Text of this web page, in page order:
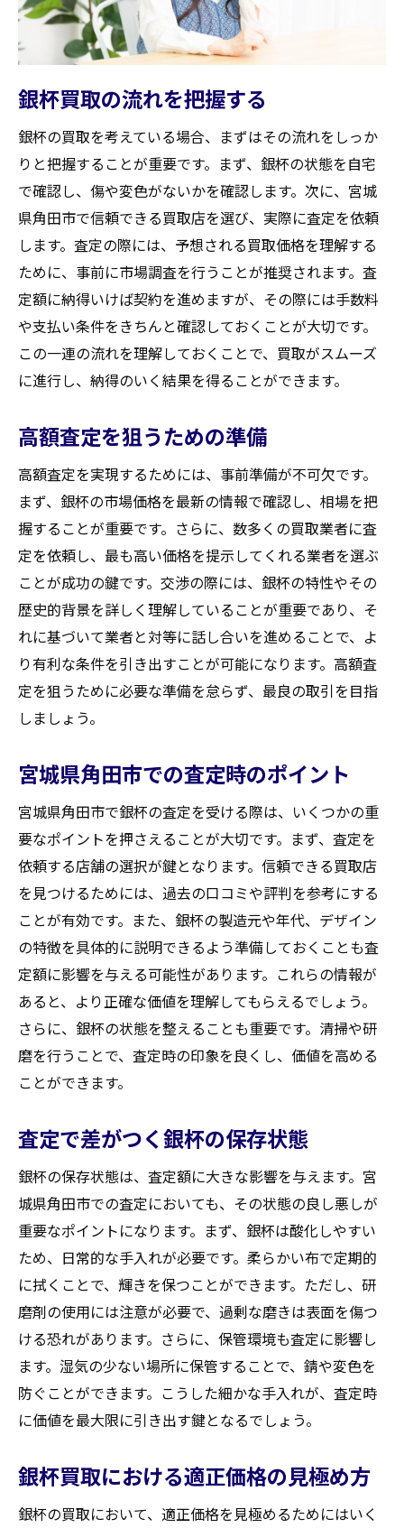
銀杯買取の流れを把握する
銀杯の買取を考えている場合、まずはその流れをしっか
りと把握することが重要です。まず、銀杯の状態を自宅
で確認し、傷や変色がないかを確認します。次に、宮城
県角田市で信頼できる買取店を選び、実際に査定を依頼
します。査定の際には、予想される買取価格を理解する
ために、事前に市場調査を行うことが推奨されます。査
定額に納得いけば契約を進めますが、その際には手数料
や支払い条件をきちんと確認しておくことが大切です。
この一連の流れを理解しておくことで、買取がスムーズ
に進行し、納得のいく結果を得ることができます。
高額査定を狙うための準備
高額査定を実現するためには、事前準備が不可欠です。
まず、銀杯の市場価格を最新の情報で確認し、相場を把
握することが重要です。さらに、数多くの買取業者に査
定を依頼し、最も高い価格を提示してくれる業者を選ぶ
ことが成功の鍵です。交渉の際には、銀杯の特性やその
歴史的背景を詳しく理解していることが重要であり、そ
れに基づいて業者と対等に話し合いを進めることで、よ
り有利な条件を引き出すことが可能になります。高額査
定を狙うために必要な準備を怠らず、最良の取引を目指
しましょう。
宮城県角田市での査定時のポイント
宮城県角田市で銀杯の査定を受ける際は、いくつかの重
要なポイントを押さえることが大切です。まず、査定を
依頼する店舗の選択が鍵となります。信頼できる買取店
を見つけるためには、過去の口コミや評判を参考にする
ことが有効です。また、銀杯の製造元や年代、デザイン
の特徴を具体的に説明できるよう準備しておくことも査
定額に影響を与える可能性があります。これらの情報が
あると、より正確な価値を理解してもらえるでしょう。
さらに、銀杯の状態を整えることも重要です。清掃や研
磨を行うことで、査定時の印象を良くし、価値を高める
ことができます。
査定で差がつく銀杯の保存状態
銀杯の保存状態は、査定額に大きな影響を与えます。宮
城県角田市での査定においても、その状態の良し悪しが
重要なポイントになります。まず、銀杯は酸化しやすい
ため、日常的な手入れが必要です。柔らかい布で定期的
に拭くことで、輝きを保つことができます。ただし、研
磨剤の使用には注意が必要で、過剰な磨きは表面を傷つ
ける恐れがあります。さらに、保管環境も査定に影響し
ます。湿気の少ない場所に保管することで、錆や変色を
防ぐことができます。こうした細かな手入れが、査定時
に価値を最大限に引き出す鍵となるでしょう。
銀杯買取における適正価格の見極め方
銀杯の買取において、適正価格を見極めるためにはいく